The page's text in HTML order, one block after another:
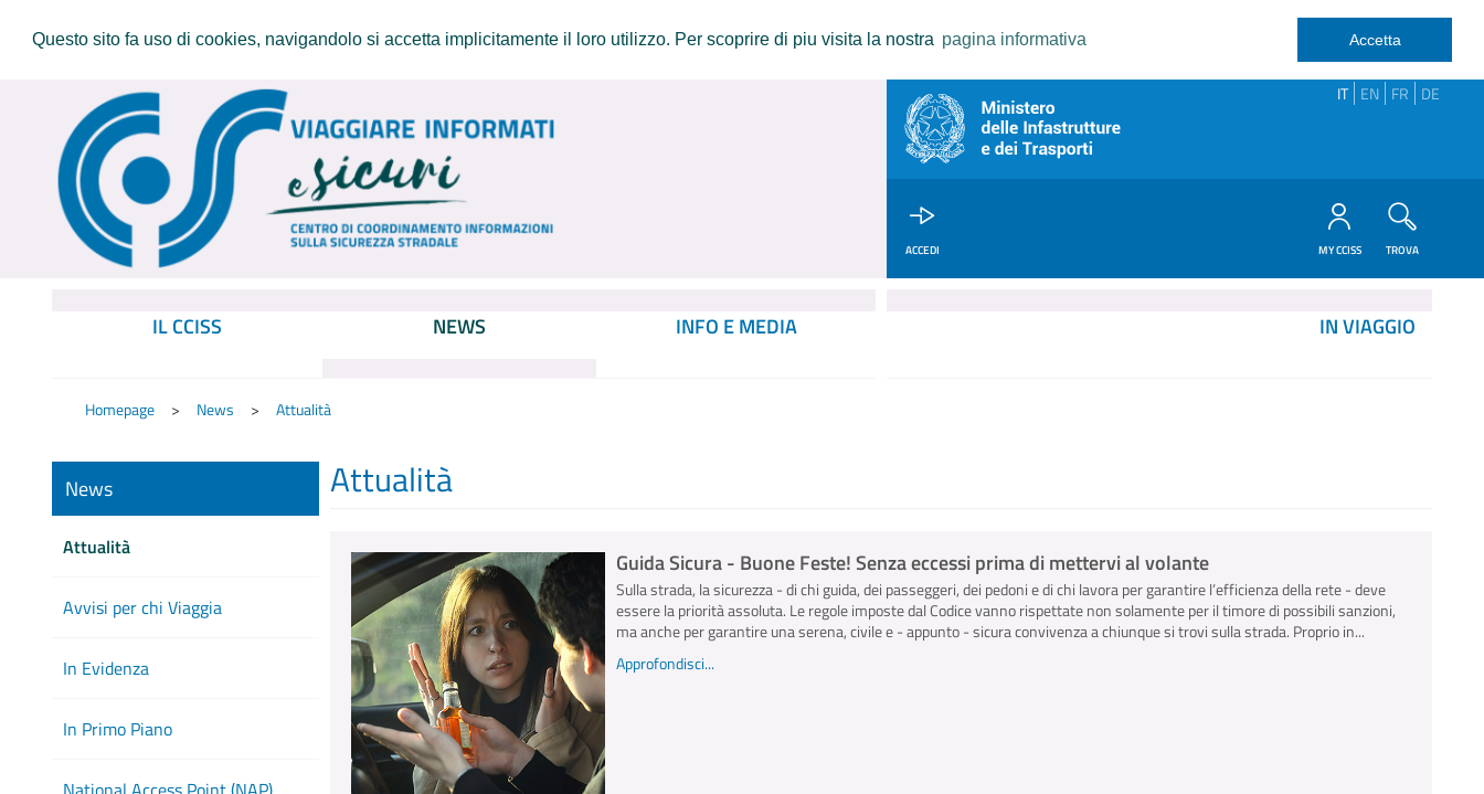
Questo sito fa uso di cookies, navigandolo si accetta implicitamente il loro utilizzo. Per scoprire di piu visita la nostra pagina informativa Accetta
IT EN FR DE
ACCEDI MY CCISS TROVA
IL CCISS NEWS INFO E MEDIA IN VIAGGIO
Homepage News Attualità
News
Attualità
Avvisi per chi Viaggia
In Evidenza
In Primo Piano
Attualità
Guida Sicura - Buone Feste! Senza eccessi prima di mettervi al volante
Sulla strada, la sicurezza - di chi guida, dei passeggeri, dei pedoni e di chi lavora per garantire l’efficienza della rete - deve
essere la priorità assoluta. Le regole imposte dal Codice vanno rispettate non solamente per il timore di possibili sanzioni,
ma anche per garantire una serena, civile e - appunto - sicura convivenza a chiunque si trovi sulla strada. Proprio in...
Approfondisci...